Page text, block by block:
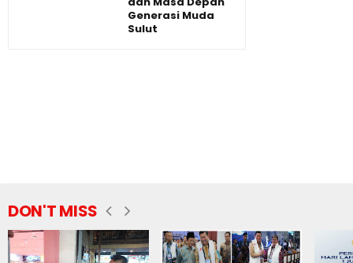
Generasi Muda
Sulut
DON'T MISS